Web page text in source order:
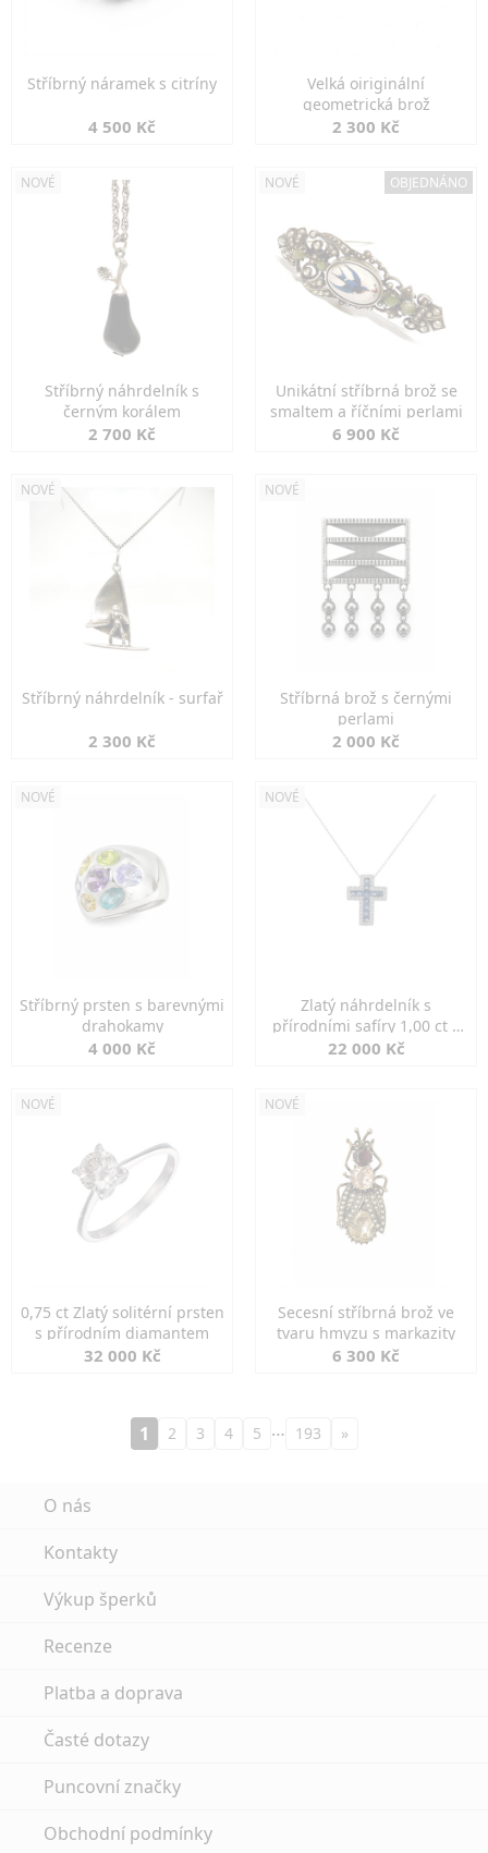
Stříbrný náramek s citríny
4 500 Kč
Velká oiriginální
geometrická brož
2 300 Kč
NOVÉ
Stříbrný náhrdelník s
černým korálem
2 700 Kč
NOVÉ OBJEDNÁNO
Unikátní stříbrná brož se
smaltem a říčními perlami
6 900 Kč
NOVÉ
Stříbrný náhrdelník - surfař
2 300 Kč
NOVÉ
Stříbrná brož s černými
perlami
2 000 Kč
NOVÉ
Stříbrný prsten s barevnými
drahokamy
4 000 Kč
NOVÉ
Zlatý náhrdelník s
přírodními safíry 1,00 ct a
diamanty
22 000 Kč
NOVÉ
0,75 ct Zlatý solitérní prsten
s přírodním diamantem
32 000 Kč
NOVÉ
Secesní stříbrná brož ve
tvaru hmyzu s markazity
6 300 Kč
1 2 3 4 5 … 193 »
O nás
Kontakty
Výkup šperků
Recenze
Platba a doprava
Časté dotazy
Puncovní značky
Obchodní podmínky